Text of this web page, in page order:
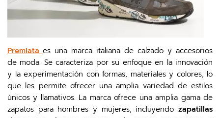
Premiata es una marca italiana de calzado y accesorios
de moda. Se caracteriza por su enfoque en la innovación
y la experimentación con formas, materiales y colores, lo
que les permite ofrecer una amplia variedad de estilos
únicos y llamativos. La marca ofrece una amplia gama de
zapatos para hombres y mujeres, incluyendo zapatillas